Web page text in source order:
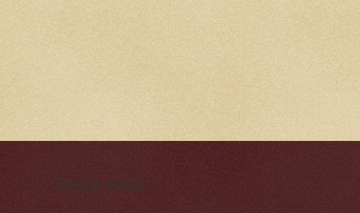
Cynická obluda